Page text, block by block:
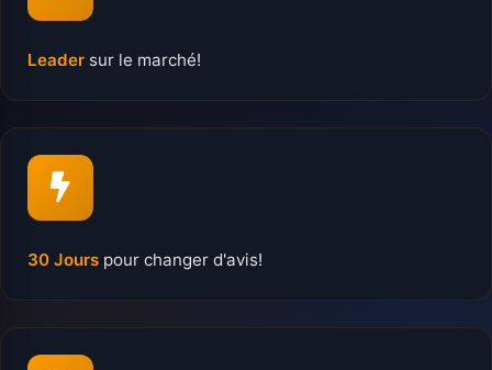
Leader sur le marché!
30 Jours pour changer d'avis!